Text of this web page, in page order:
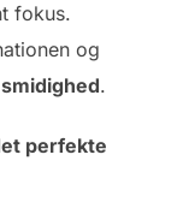
fokus.
og
.
perfekte